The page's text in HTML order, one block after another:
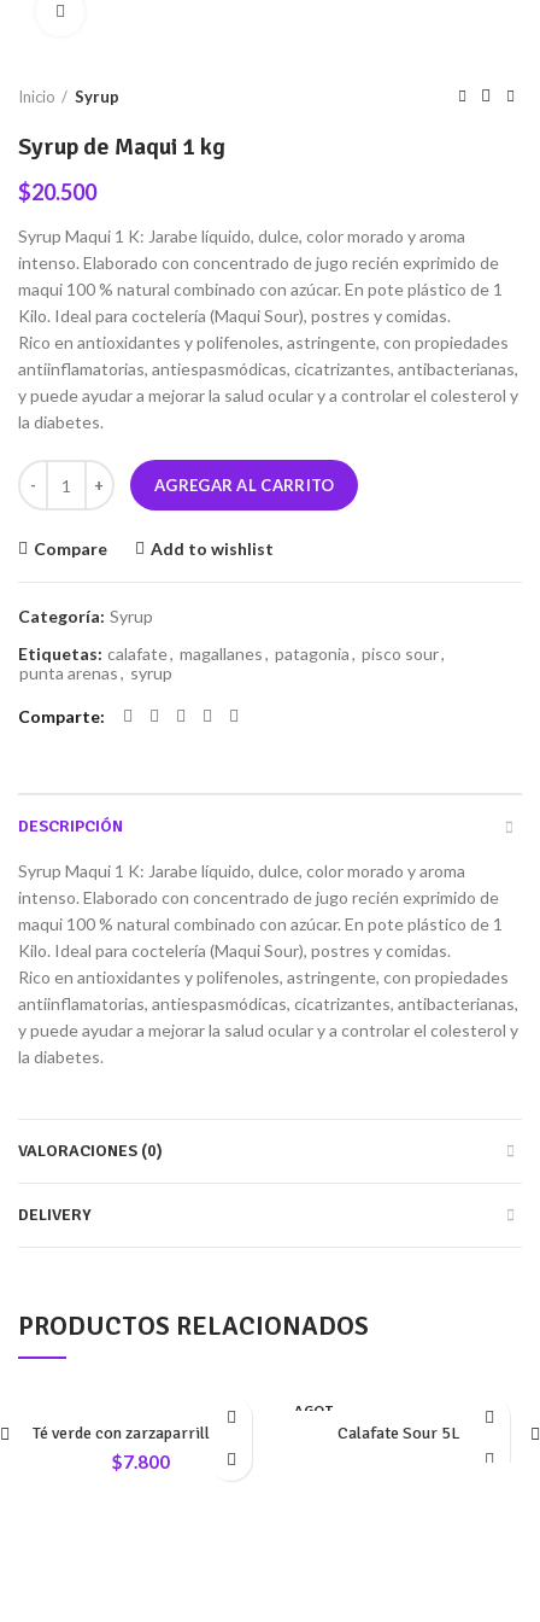
Inicio Syrup
Syrup de Maqui 1 kg
$20.500
Syrup Maqui 1 K: Jarabe líquido, dulce, color morado y aroma
intenso. Elaborado con concentrado de jugo recién exprimido de
maqui 100 % natural combinado con azúcar. En pote plástico de 1
Kilo. Ideal para coctelería (Maqui Sour), postres y comidas.
Rico en antioxidantes y polifenoles, astringente, con propiedades
antiinflamatorias, antiespasmódicas, cicatrizantes, antibacterianas,
y puede ayudar a mejorar la salud ocular y a controlar el colesterol y
la diabetes.
Cantidad
AGREGAR AL CARRITO
Compare Add to wishlist
Categoría: Syrup
Etiquetas: calafate, magallanes, patagonia, pisco sour,
punta arenas, syrup
Comparte
DESCRIPCIÓN
Syrup Maqui 1 K: Jarabe líquido, dulce, color morado y aroma
intenso. Elaborado con concentrado de jugo recién exprimido de
maqui 100 % natural combinado con azúcar. En pote plástico de 1
Kilo. Ideal para coctelería (Maqui Sour), postres y comidas.
Rico en antioxidantes y polifenoles, astringente, con propiedades
antiinflamatorias, antiespasmódicas, cicatrizantes, antibacterianas,
y puede ayudar a mejorar la salud ocular y a controlar el colesterol y
la diabetes.
VALORACIONES (0)
DELIVERY
PRODUCTOS RELACIONADOS
Té verde con zarzaparrilla 75g
$7.800
AGOT
Calafate Sour 5L